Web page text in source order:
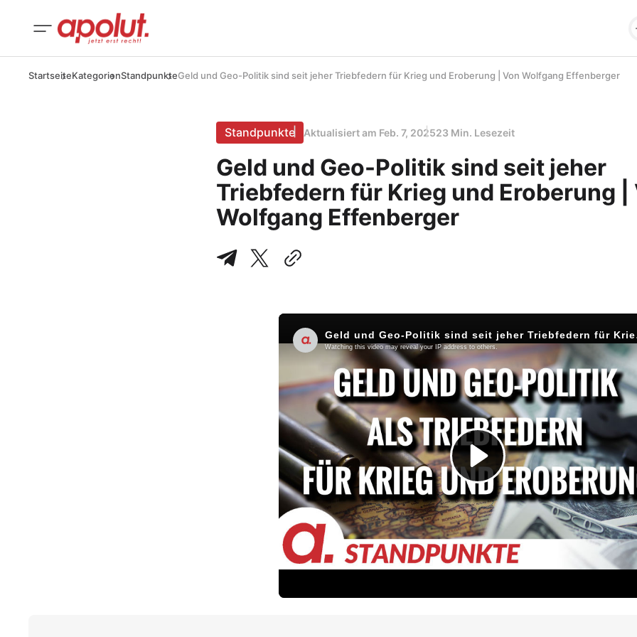
StartseiteKategorienStandpunkteGeld und Geo-Politik sind seit jeher Triebfedern für Krieg und Eroberung | Von Wolfgang Effenberger
Standpunkte Aktualisiert am Feb. 7, 202523 Min. Lesezeit
Geld und Geo-Politik sind seit jeher
Triebfedern für Krieg und Eroberung |
Wolfgang Effenberger